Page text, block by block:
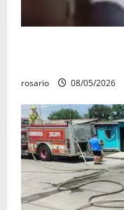
rosario 08/05/2026